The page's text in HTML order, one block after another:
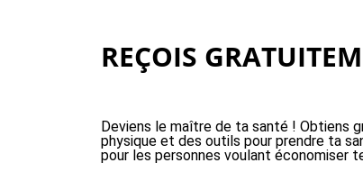
REÇOIS
Deviens le maître de ta santé !
physique et des outils pour prendre ta
pour les personnes voulant économiser